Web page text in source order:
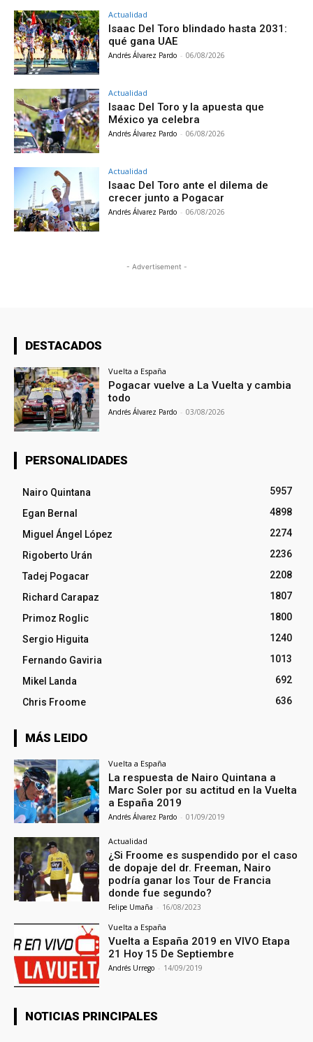
Actualidad
Isaac Del Toro blindado hasta 2031:
qué gana UAE
Andrés Álvarez Pardo - 06/08/2026
Actualidad
Isaac Del Toro y la apuesta que
México ya celebra
Andrés Álvarez Pardo - 06/08/2026
Actualidad
Isaac Del Toro ante el dilema de
crecer junto a Pogacar
Andrés Álvarez Pardo - 06/08/2026
- Advertisement -
DESTACADOS
Vuelta a España
Pogacar vuelve a La Vuelta y cambia
todo
Andrés Álvarez Pardo - 03/08/2026
PERSONALIDADES
Nairo Quintana
5957
Egan Bernal
4898
Miguel Ángel López
2274
Rigoberto Urán
2236
Tadej Pogacar
2208
Richard Carapaz
1807
Primoz Roglic
1800
Sergio Higuita
1240
Fernando Gaviria
1013
Mikel Landa
692
Chris Froome
636
MÁS LEIDO
Vuelta a España
La respuesta de Nairo Quintana a
Marc Soler por su actitud en la Vuelta
a España 2019
Andrés Álvarez Pardo - 01/09/2019
Actualidad
¿Si Froome es suspendido por el caso
de dopaje del dr. Freeman, Nairo
podría ganar los Tour de Francia
donde fue segundo?
Felipe Umaña - 16/08/2023
Vuelta a España
Vuelta a España 2019 en VIVO Etapa
21 Hoy 15 De Septiembre
Andrés Urrego - 14/09/2019
NOTICIAS PRINCIPALES